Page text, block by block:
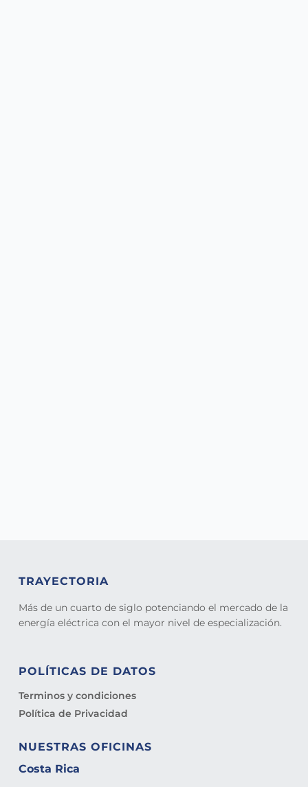
TRAYECTORIA
Más de un cuarto de siglo potenciando el mercado de la
energía eléctrica con el mayor nivel de especialización.
POLÍTICAS DE DATOS
Terminos y condiciones
Política de Privacidad
NUESTRAS OFICINAS
Costa Rica